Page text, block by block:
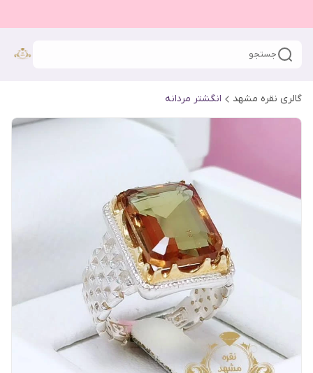
جستجو
گالری نقره مشهد انگشتر مردانه